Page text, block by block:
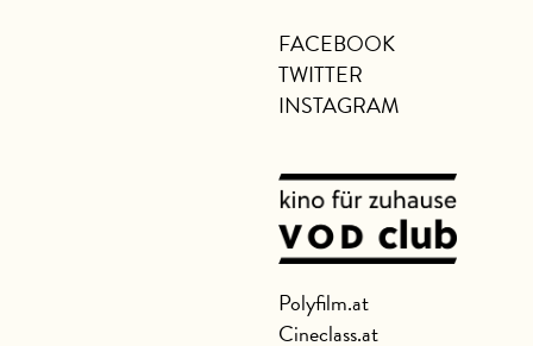
FACEBOOK
TWITTER
INSTAGRAM
Polyfilm.at
Cineclass.at